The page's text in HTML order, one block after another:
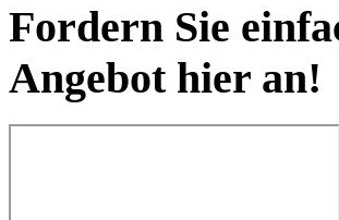
Fordern Sie
Angebot hier an!